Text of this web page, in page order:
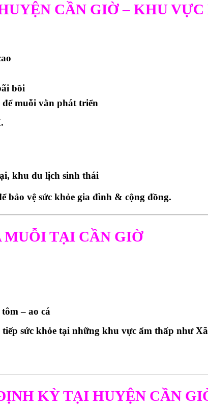
CẦN GIỜ – KHU
bồi
muỗi vằn phát triển
khu du lịch sinh thái
bảo vệ sức khỏe gia đình & cộng đồng.
TẠI CẦN GIỜ
– ao cá
sức khỏe tại những khu vực ẩm thấp như
KỲ TẠI HUYỆN CẦN